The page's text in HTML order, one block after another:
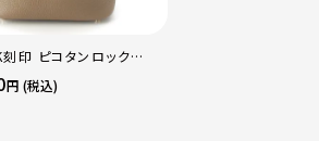
印 ピコタンロック
ン ハンドバッグ ゴール
ゥープ
円 (税込)